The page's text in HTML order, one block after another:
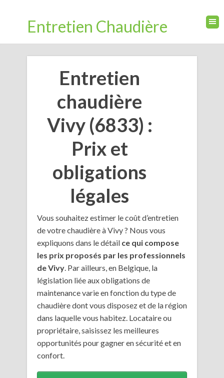
Entretien Chaudière
Entretien
chaudière
Vivy (6833) :
Prix et
obligations
légales
Vous souhaitez estimer le coût d’entretien
de votre chaudière à Vivy ? Nous vous
expliquons dans le détail ce qui compose
les prix proposés par les professionnels
de Vivy. Par ailleurs, en Belgique, la
législation liée aux obligations de
maintenance varie en fonction du type de
chaudière dont vous disposez et de la région
dans laquelle vous habitez. Locataire ou
propriétaire, saisissez les meilleures
opportunités pour gagner en sécurité et en
confort.